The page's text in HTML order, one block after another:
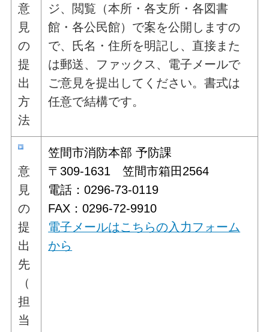
意
見
の
提
出
方
法
ジ、閲覧（本所・各支所・各図書
館・各公民館）で案を公開しますの
で、氏名・住所を明記し、直接また
は郵送、ファックス、電子メールで
ご意見を提出してください。書式は
任意で結構です。
意
見
の
提
出
先
（
担
当
笠間市消防本部 予防課
〒309-1631 笠間市箱田2564
電話：0296-73-0119
FAX：0296-72-9910
電子メールはこちらの入力フォーム
から